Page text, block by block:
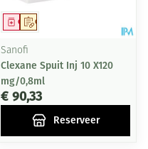
Op voorschrift
Geneesmiddel
Sanofi
Clexane Spuit Inj 10 X120
mg/0,8ml
€ 90,33
Reserveer